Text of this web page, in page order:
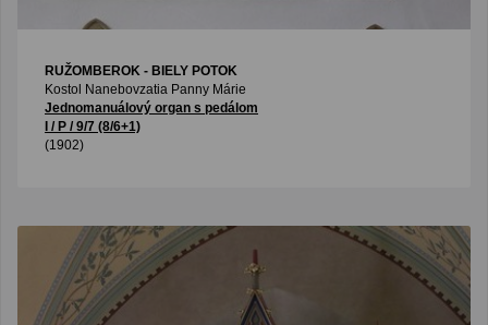
RUŽOMBEROK - BIELY POTOK
Kostol Nanebovzatia Panny Márie
Jednomanuálový organ s pedálom
I / P / 9/7 (8/6+1)
(1902)